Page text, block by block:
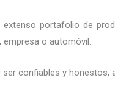
portafolio de
o automóvil.
confiables y